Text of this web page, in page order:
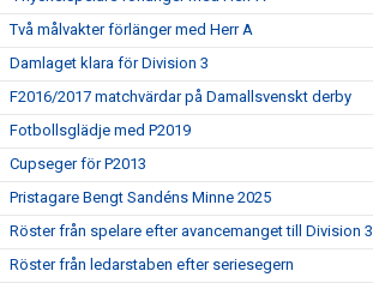
Två målvakter förlänger med Herr A
Damlaget klara för Division 3
F2016/2017 matchvärdar på Damallsvenskt derby
Fotbollsglädje med P2019
Cupseger för P2013
Pristagare Bengt Sandéns Minne 2025
Röster från spelare efter avancemanget till Division 3
Röster från ledarstaben efter seriesegern